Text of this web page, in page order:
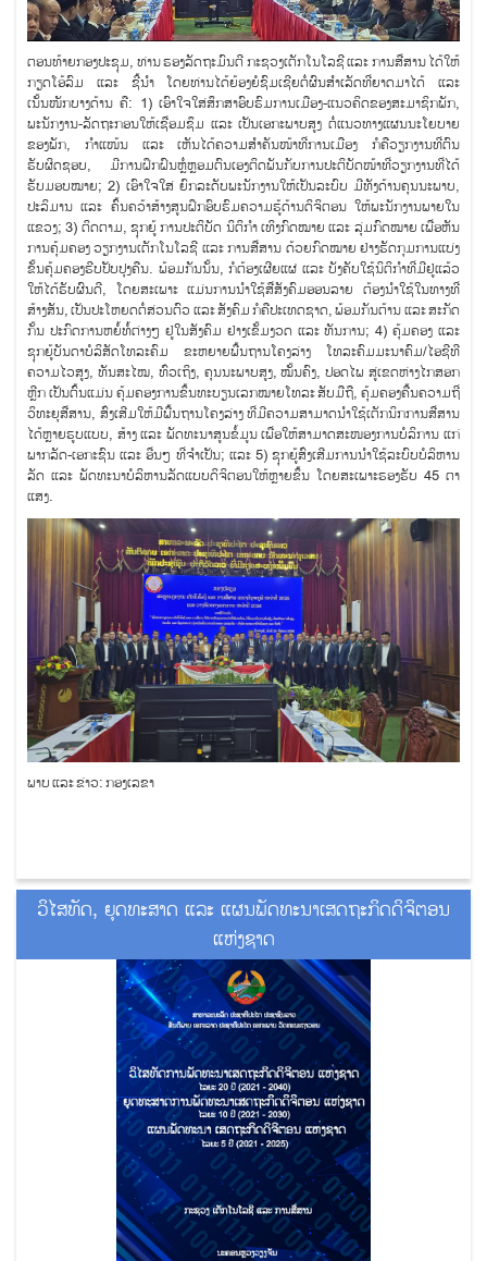
ຕອນທ້າຍກອງປະຊຸມ, ທ່ານ ຮອງລັດຖະມົນຕີ ກະຊວງເຕັກໂນໂລຊີ ແລະ ການສື່ສານ ໄດ້ໃຫ້
ກຽດໂອ້ລົມ ແລະ ຊີ້ນຳ ໂດຍທ່ານໄດ້ຍ້ອງຍໍຊົມເຊີຍຕໍ່ຜົນສຳເລັດທີ່ຍາດມາໄດ້ ແລະ
ເນັ້ນໜັກບາງດ້ານ ຄື: 1) ເອົາໃຈໃສ່ສຶກສາອົບຮົມການເມືອງ-ແນວຄິດຂອງສະມາຊິກພັກ,
ພະນັກງານ-ລັດຖະກອນໃຫ້ເຊື່ອມຊຶມ ແລະ ເປັນເອກະພາບສູງ ຕໍ່ແນວທາງແຜນນະໂຍບາຍ
ຂອງພັກ, ກໍາແໜ້ນ ແລະ ເຫັນໄດ້ຄວາມສໍາຄັນໜ້າທີ່ການເມືອງ ກໍຄືວຽກງານທີ່ຕົນ
ຮັບຜິດຊອບ, ມີການຝຶກຝົນຫຼໍ່ຫຼອມຕົນເອງຕິດພັນກັບການປະຕິບັດໜ້າທີ່ວຽກງານທີ່ໄດ້
ຮັບມອບໝາຍ; 2) ເອົາໃຈໃສ່ ຍົກລະດັບພະນັກງານໃຫ້ເປັນລະບົບ ມີທັງດ້ານຄຸນນະພາບ,
ປະລິມານ ແລະ ຄົ້ນຄວ້າສ້າງສູນຝຶກອົບຮົມຄວາມຮູ້ດ້ານດິຈິຕອນ ໃຫ້ພະນັກງານພາຍໃນ
ແຂວງ; 3) ຕິດຕາມ, ຊຸກຍູ້ ການປະຕິບັດ ນິຕິກຳ ເທິງກົດໝາຍ ແລະ ລຸ່ມກົດໝາຍ ເພື່ອຫັນ
ການຄຸ້ມຄອງ ວຽກງານເຕັກໂນໂລຊີ ແລະ ການ​ສື່​ສານ ດ້ວຍກົດໝາຍ ຢ່າງຮັດກຸມການແບ່ງ
ຂັ້ນຄຸ້ມຄອງຮີບປັບປຸງຄືນ. ພ້ອມ​ກັນ​ນັ້ນ, ກໍ​ຕ້ອງເຜີຍ​ແຜ່ ແລະ ບັງ​ຄັບ​ໃຊ້​ນິ​ຕິ​ກຳ​ທີ່​ມີ​ຢູ່​ແລ້ວ
ໃຫ້​ໄດ້​ຮັບ​ຜົນ​ດີ, ໂດຍສະເພາະ ແມ່ນການນຳໃຊ້ສື່ສັງຄົມອອນລາຍ ຕ້ອງນຳໃຊ້ໃນທາງທີ່
ສ້າງສັນ, ເປັນປະໂຫຍດຕໍ່ສ່ວນຕົວ ແລະ ສັງຄົມ ກໍຄືປະເທດຊາດ, ພ້ອມກັນຕ້ານ ແລະ ສະກັດ
ກັ້ນ ປະກົດການຫຍໍ້ທໍ້ຕ່າງໆ ຢູ່ໃນສັງຄົມ ຢ່າງເຂັ້ມງວດ ແລະ ທັນການ; 4) ຄຸ້ມຄອງ ແລະ
ຊຸກຍູ້ບັນດາບໍລິສັດໂທລະຄົມ ຂະຫຍາຍພື້ນຖານໂຄງລ່າງ ໂທລະຄົມມະນາຄົມ/ໄອຊີທີ
ຄວາມໄວສູງ, ທັນສະໄໝ, ທົ່ວເຖິງ, ຄຸນນະພາບສູງ, ໝັ້ນຄົງ, ປອດໄພ ສູ່ເຂດຫ່າງໄກສອກ
ຫຼີກ ເປັນຕົ້ນແມ່ນ ຄຸ້ມຄອງການຂຶ້ນທະບຽນເລກໝາຍໂທລະ ສັບມືຖື, ຄຸ້ມຄອງຄື້ນຄວາມຖີ່
ວິທະຍຸສື່ສານ, ສົ່ງເສີມໃຫ້ມີພື້ນຖານໂຄງລ່າງ ທີ່ມີຄວາມສາມາດນໍາໃຊ້ເຕັກນິກການສື່ສານ
ໄດ້ຫຼາຍຮູບແບບ, ສ້າງ ແລະ ພັດທະນາສູນຂໍ້ມູນ ເພື່ອໃຫ້ສາມາດສະໜອງການບໍລິການ ແກ່
ພາກລັດ-ເອກະຊົນ ແລະ ອື່ນໆ ທີ່ຈຳເປັນ; ແລະ 5) ຊຸກຍູ້ສົ່ງເສີມການນໍາໃຊ້ລະບົບບໍລິຫານ
ລັດ ແລະ ພັດທະນາບໍລິຫານລັດແບບດິຈິຕອນໃຫ້ຫຼາຍຂຶ້ນ ໂດຍສະເພາະຮອງຮັບ 45 ຕາ
ແສງ.
ພາບ ແລະ ຂ່າວ: ກອງເລຂາ
ວິໄສທັດ, ຍຸດທະສາດ ແລະ ແຜນພັດທະນາເສດຖະກິດດິຈິຕອນ
ແຫ່ງຊາດ